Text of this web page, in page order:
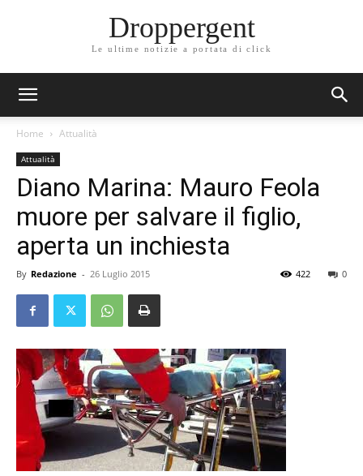
Droppergent
Le ultime notizie a portata di click
Home Attualità
Attualità
Diano Marina: Mauro Feola
muore per salvare il figlio,
aperta un inchiesta
By Redazione - 26 Luglio 2015 0
422